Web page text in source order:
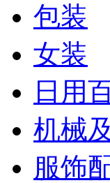
包装
女装
日用
机械
服饰